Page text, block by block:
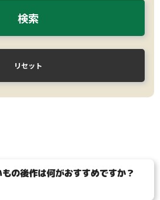
検索
リセット
もの後作は何がおすすめですか？